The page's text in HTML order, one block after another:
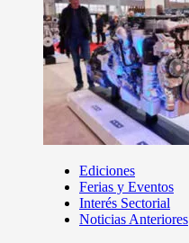
Ediciones
Ferias y Eventos
Interés Sectorial
Noticias Anteriores